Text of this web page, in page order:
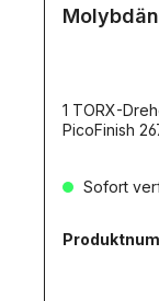
1 TORX-
PicoFinish
Sofort